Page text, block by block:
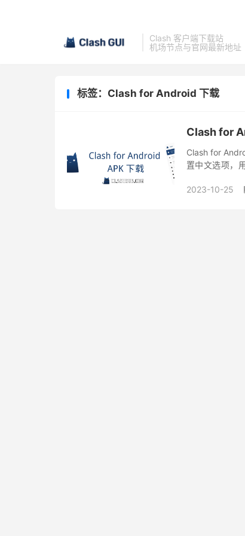
Clash 客户端下载站
机场节点与官网最新地址
标签：Clash for Android 下载
Clash for
Clash for
置中文选项，
2023-10-25